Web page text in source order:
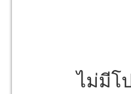
ไม่มีโ